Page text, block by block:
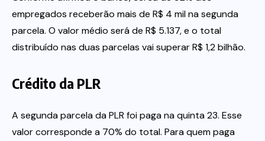
empregados receberão mais de R$ 4 mil na segunda
parcela. O valor médio será de R$ 5.137, e o total
distribuído nas duas parcelas vai superar R$ 1,2 bilhão.
Crédito da PLR
A segunda parcela da PLR foi paga na quinta 23. Esse
valor corresponde a 70% do total. Para quem paga